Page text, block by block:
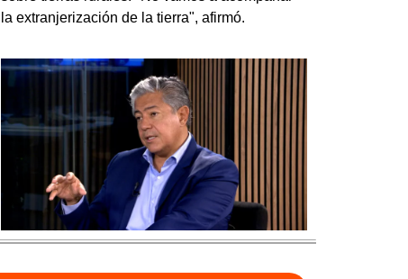
la extranjerización de la tierra", afirmó.